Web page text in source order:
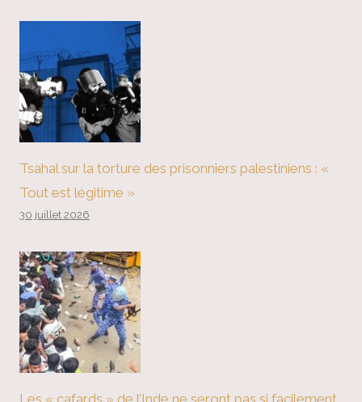
Tsahal sur la torture des prisonniers palestiniens : «
Tout est légitime »
30 juillet 2026